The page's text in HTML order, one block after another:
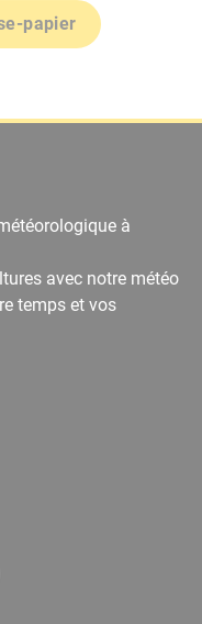
papier
à
avec notre météo
temps et vos